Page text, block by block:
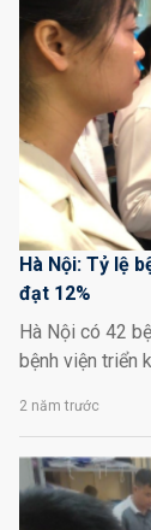
Hà Nội: Tỷ lệ
đạt 12%
Hà Nội có 42
bệnh viện triển
2 năm trước